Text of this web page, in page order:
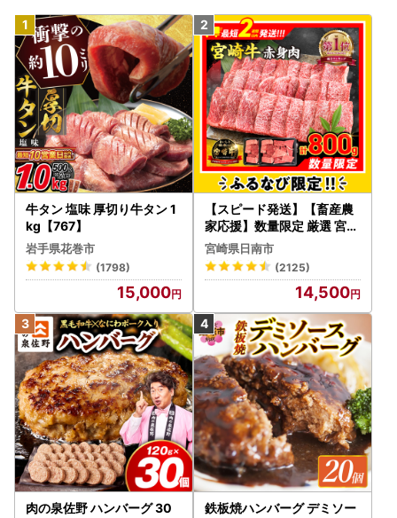
～～～～～～～～～～～～～～～～～～～～～～～～～～～
～～～～～～～～～～～～
■□2025（令和7）年寄付分の年末ワンストップ申請書発
送スケジュール■□
・ワンストップ特例申請書
2026年中の寄附のワンストップ特例申請の手続き期限は20
27年1月10日（土）となります。
2026年12月27日（日）までにご入金いただいた寄附につい
ては、必要書類を年内に発送いたします。
2026年12月28日（月）～12月31日（水）のご入金分は、20
26年1月4日（月）までに発送いたします。
※年末年始は、郵便の発送が遅れる場合がございます。時間
に余裕をもった申請をお願いいたします。
『ふるさと納税総合窓口 ふるまど』
にてオンライン申請を
お願いいたします。
＜申請方法１＞スマホでオンライン申請（マイナンバーカ
ードをお持ちの方が対象となります）
（STEP１）『申請アプリ「IAM」』をダウンロード
（STEP２）『ふるさと納税総合窓口「ふるまど」』にアク
セスし、アカウント登録
（STEP３）マイナンバーカード作成時にご自身で設定した
暗証番号２種類を入力し、
マイナンバーカードをかざし、完了ボタンを押
す
牛タン 塩味 厚切り牛タン 1
kg【767】
岩手県花巻市
(1798)
15,000
【スピード発送】【畜産農
家応援】数量限定 厳選 宮崎
牛 赤身 焼肉 計800g FN-Li
mited-PR_BDV5-26-2W
宮崎県日南市
(2125)
14,500
肉の泉佐野 ハンバーグ 30
鉄板焼ハンバーグ デミソー